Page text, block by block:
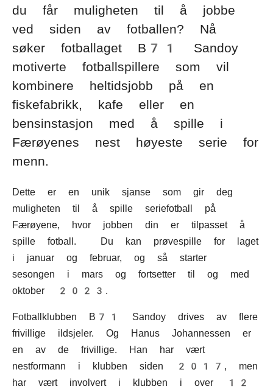
du får muligheten til å jobbe
ved siden av fotballen? Nå
søker fotballaget B71 Sandoy
motiverte fotballspillere som vil
kombinere heltidsjobb på en
fiskefabrikk, kafe eller en
bensinstasjon med å spille i
Færøyenes nest høyeste serie for
menn.
Dette er en unik sjanse som gir deg
muligheten til å spille seriefotball på
Færøyene, hvor jobben din er tilpasset å
spille fotball. Du kan prøvespille for laget
i januar og februar, og så starter
sesongen i mars og fortsetter til og med
oktober 2023.
Fotballklubben B71 Sandoy drives av flere
frivillige ildsjeler. Og Hanus Johannessen er
en av de frivillige. Han har vært
nestformann i klubben siden 2017, men
har vært involvert i klubben i over 12